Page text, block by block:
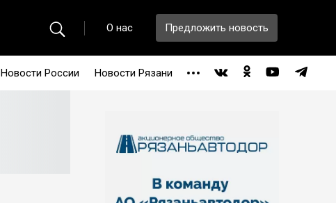
О нас Предложить новость
Новости России Новости Рязани